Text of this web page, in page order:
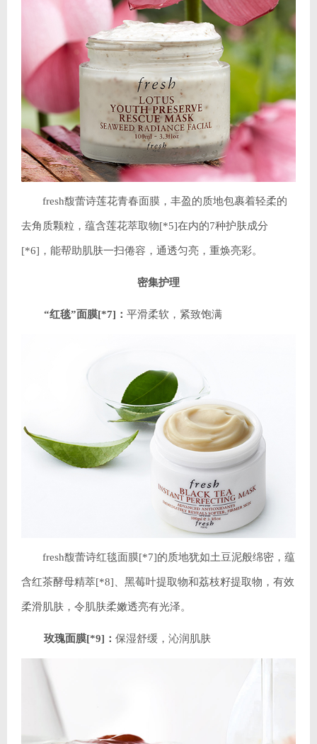
fresh馥蕾诗莲花青春面膜，丰盈的质地包裹着轻柔的
去角质颗粒，蕴含莲花萃取物[*5]在内的7种护肤成分
[*6]，能帮助肌肤一扫倦容，通透匀亮，重焕亮彩。
密集护理
“红毯”面膜[*7]： 平滑柔软，紧致饱满
fresh馥蕾诗红毯面膜[*7]的质地犹如土豆泥般绵密，蕴
含红茶酵母精萃[*8]、黑莓叶提取物和荔枝籽提取物，有效
柔滑肌肤，令肌肤柔嫩透亮有光泽。
玫瑰面膜[*9]： 保湿舒缓，沁润肌肤